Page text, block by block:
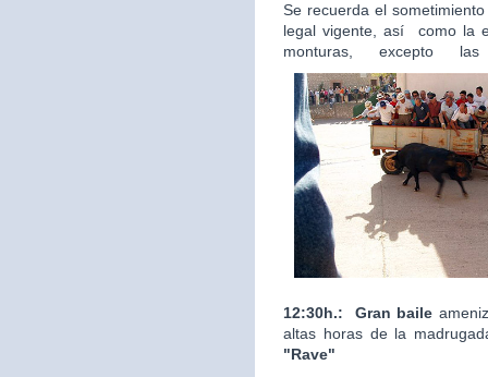
Se recuerda el
legal vigente, así como la
monturas, excepto
12:30h.: Gran baile
altas horas de la
"Rave"